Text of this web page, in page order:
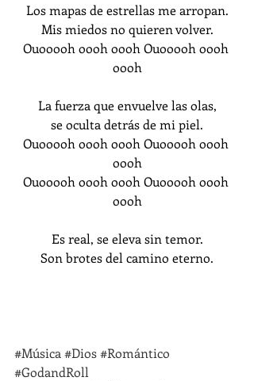
Los mapas de estrellas me arropan.
Mis miedos no quieren volver.
Ouooooh oooh oooh Ouooooh oooh
oooh
La fuerza que envuelve las olas,
se oculta detrás de mi piel.
Ouooooh oooh oooh Ouooooh oooh
oooh
Ouooooh oooh oooh Ouooooh oooh
oooh
Es real, se eleva sin temor.
Son brotes del camino eterno.
#Música #Dios#Romántico
#GodandRoll